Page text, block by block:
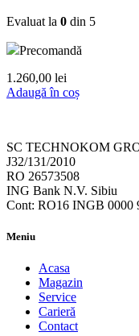
Evaluat la 0 din 5
Precomandă
1.260,00 lei
Adaugă în coș
SC TECHNOKOM
J32/131/2010
RO 26573508
ING Bank N.V. Sibiu
Cont: RO16 INGB 0000
Meniu
Acasa
Magazin
Service
Carieră
Contact